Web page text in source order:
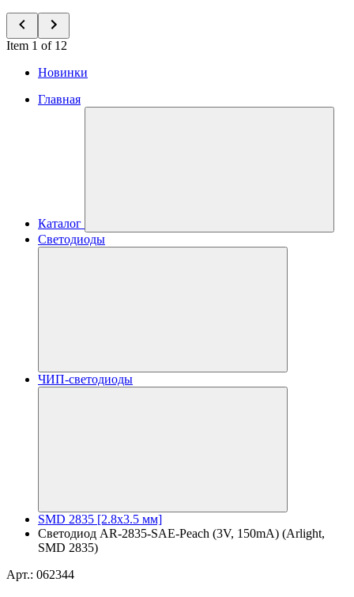
Item 1 of 12
Новинки
Главная
Каталог
Светодиоды
ЧИП-светодиоды
SMD 2835 [2.8x3.5 мм]
Светодиод AR-2835-SAE-Peach (3V, 150mA) (Arlight,
SMD 2835)
Арт.: 062344